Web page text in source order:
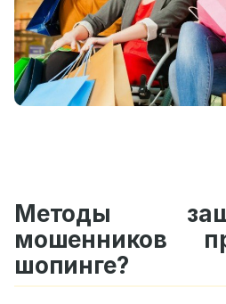
Методы
мошенников
шопинге?